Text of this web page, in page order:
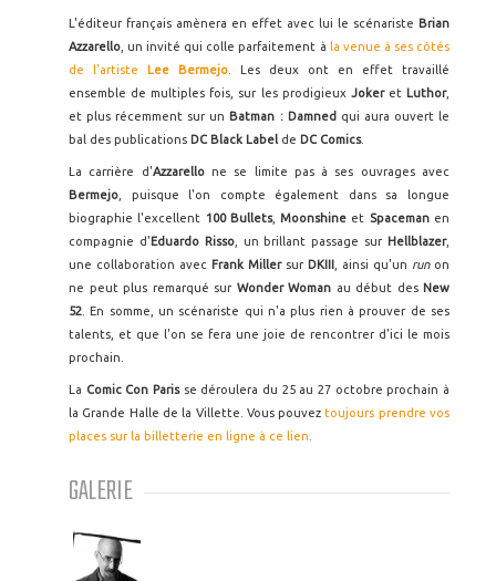
L'éditeur français amènera en effet avec lui le scénariste Brian
Azzarello , un invité qui colle parfaitement à la venue à ses côtés
de l'artiste Lee Bermejo . Les deux ont en effet travaillé
ensemble de multiples fois, sur les prodigieux Joker et Luthor,
et plus récemment sur un Batman : Damned qui aura ouvert le
bal des publications DC Black Label de DC Comics.
La carrière d'Azzarello ne se limite pas à ses ouvrages avec
Bermejo , puisque l'on compte également dans sa longue
biographie l'excellent 100 Bullets,Moonshine et Spaceman en
compagnie d'Eduardo Risso, un brillant passage sur Hellblazer,
une collaboration avec Frank Miller sur DKIII ainsi qu'un run on
ne peut plus remarqué sur Wonder Woman au début des New
52 . En somme, un scénariste qui n'a plus rien à prouver de ses
talents, et que l'on se fera une joie de rencontrer d'ici le mois
prochain.
La Comic Con Paris se déroulera du 25 au 27 octobre prochain à
la Grande Halle de la Villette. Vous pouveztoujours prendre vos
places sur la billetterie en ligne à ce lien
GALERIE